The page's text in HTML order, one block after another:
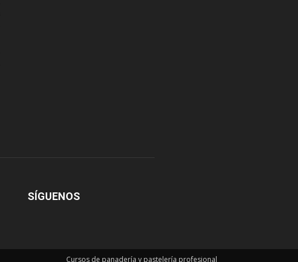
SÍGUENOS
Cursos de panadería y pastelería profesional